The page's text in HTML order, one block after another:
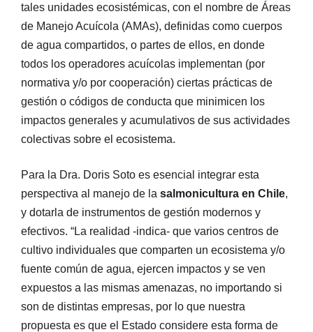
tales unidades ecosistémicas, con el nombre de Áreas
de Manejo Acuícola (AMAs), definidas como cuerpos
de agua compartidos, o partes de ellos, en donde
todos los operadores acuícolas implementan (por
normativa y/o por cooperación) ciertas prácticas de
gestión o códigos de conducta que minimicen los
impactos generales y acumulativos de sus actividades
colectivas sobre el ecosistema.
Para la Dra. Doris Soto es esencial integrar esta
perspectiva al manejo de la salmonicultura en Chile,
y dotarla de instrumentos de gestión modernos y
efectivos. “La realidad -indica- que varios centros de
cultivo individuales que comparten un ecosistema y/o
fuente común de agua, ejercen impactos y se ven
expuestos a las mismas amenazas, no importando si
son de distintas empresas, por lo que nuestra
propuesta es que el Estado considere esta forma de